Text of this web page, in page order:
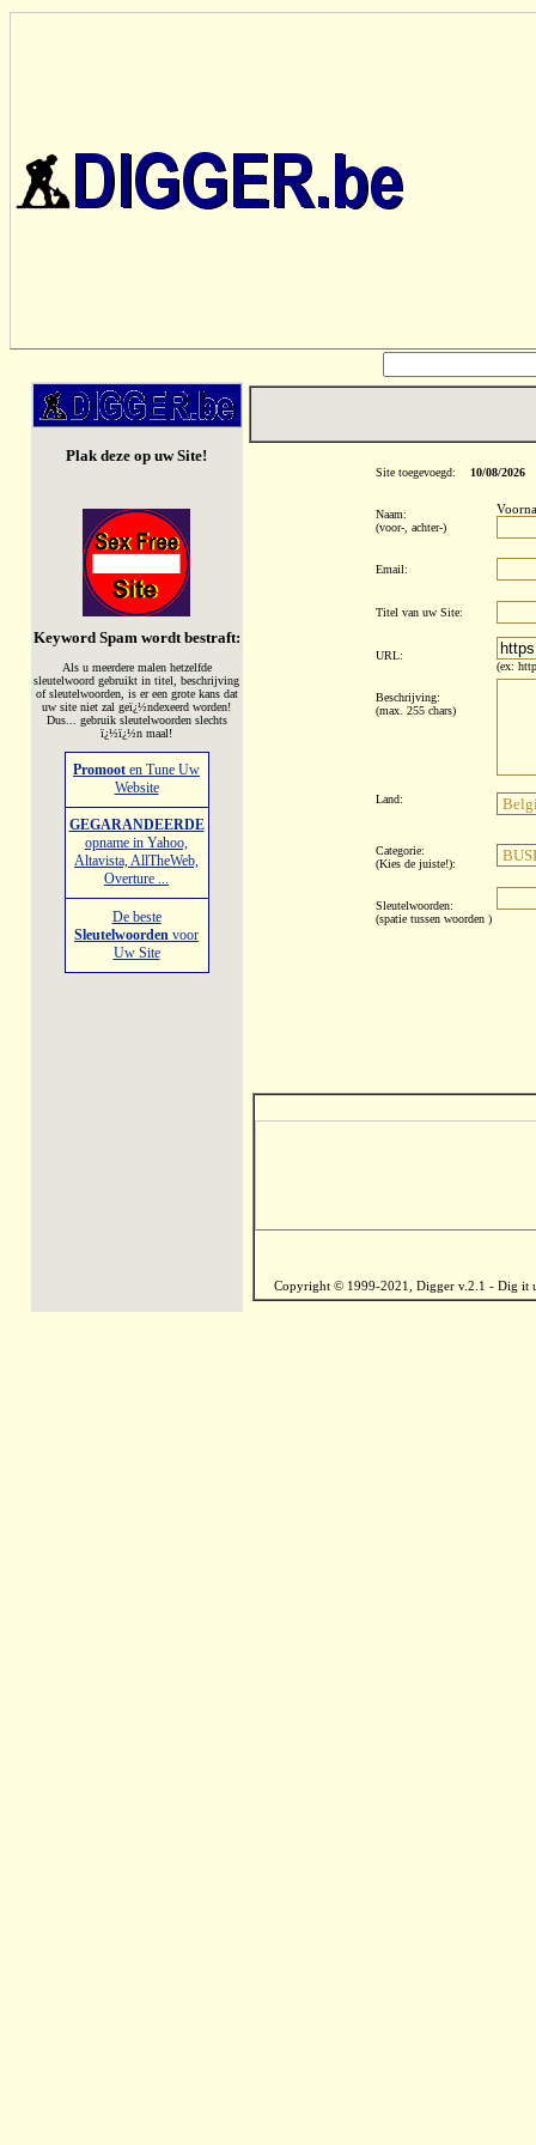
Plak deze op uw Site!
Keyword Spam wordt bestraft:
Als u meerdere malen hetzelfde
sleutelwoord gebruikt in titel, beschrijving
of sleutelwoorden, is er een grote kans dat
uw site niet zal geï¿½ndexeerd worden!
Dus... gebruik sleutelwoorden slechts
ï¿½ï¿½n maal!
Promoot en Tune Uw
Website
GEGARANDEERDE
opname in Yahoo,
Altavista, AllTheWeb,
Overture ...
De beste
Sleutelwoorden voor
Uw Site
Site toegevoegd: 10/08/2026
Naam:
(voor-, achter-)
Email:
Titel van uw Site:
URL:
(ex:
Beschrijving:
(max. 255 chars)
Land:
Categorie:
(Kies de juiste!):
Sleutelwoorden:
(spatie tussen woorden )
Copyright © 1999-2021, Digger v.2.1 - Dig it